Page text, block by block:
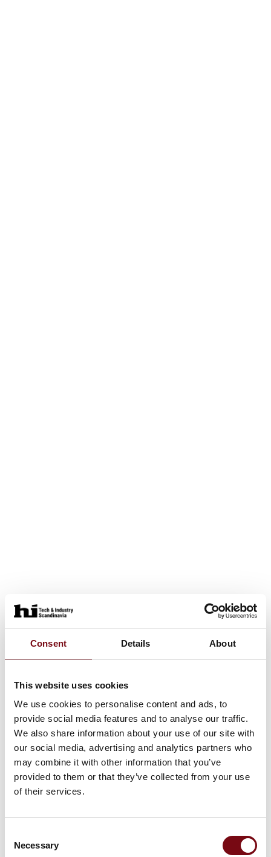
Consent Details About
This website uses cookies
We use cookies to personalise content and ads, to
provide social media features and to analyse our traffic.
We also share information about your use of our site with
our social media, advertising and analytics partners who
may combine it with other information that you’ve
provided to them or that they’ve collected from your use
of their services.
Selection
Necessary